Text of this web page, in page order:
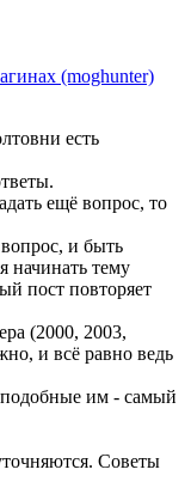
(moghunter)
есть
ещё вопрос, то
и быть
начинать тему
пост повторяет
(2000, 2003,
и всё равно ведь
им - самый
Советы